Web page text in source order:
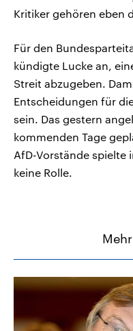
Kritiker gehören eben
Für den
kündigte Lucke an,
Streit abzugeben.
Entscheidungen für
sein. Das gestern
kommenden Tage
AfD-Vorstände spielte
keine Rolle.